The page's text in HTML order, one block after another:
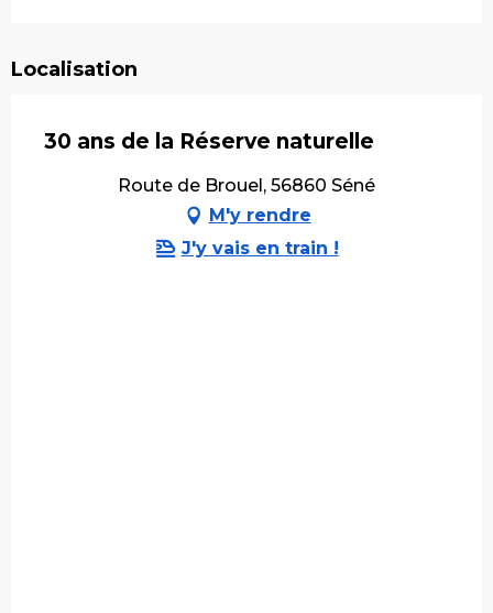
Localisation
30 ans de la Réserve naturelle
Route de Brouel, 56860 Séné
M'y rendre
J'y vais en train !